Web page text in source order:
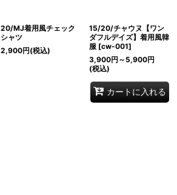
20/MJ着用風チェック
シャツ
2,900円(税込)
15/20/チャウヌ【ワン
ダフルデイズ】着用風韓
服 [cw-001]
3,900円 ～5,900円
(税込)
カートに入れる